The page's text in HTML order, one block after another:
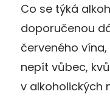
Co se týká
doporučenou
červeného
nepít vůbec,
v alkoholických